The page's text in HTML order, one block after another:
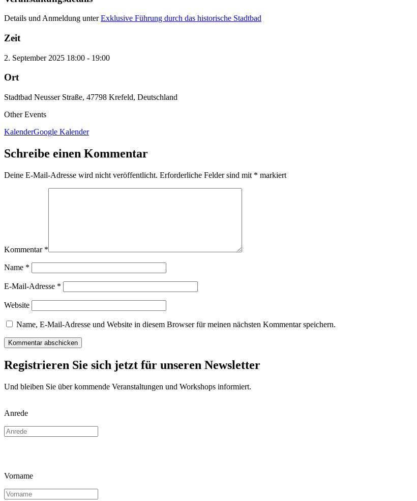
Details und Anmeldung unterExklusive Führung durch das historische Stadtbad
Zeit
2. September 2025 18:00 - 19:00
Ort
Stadtbad Neusser Straße, 47798 Krefeld, Deutschland
Other Events
KalenderGoogle Kalender
Schreibe einen Kommentar
Deine E-Mail-Adresse wird nicht veröffentlicht. Erforderliche Felder sind mit * markiert
Kommentar *
Name *
E-Mail-Adresse *
Website
Name, E-Mail-Adresse und Website in diesem Browser für meinen nächsten Kommentar speichern.
Registrieren Sie sich jetzt für unseren Newsletter
Und bleiben Sie über kommende Veranstaltungen und Workshops informiert.
Anrede
Vorname